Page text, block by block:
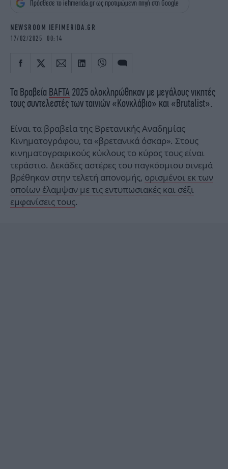
iBOOKS
ΖΩΔΙΑ
MEDIA
NEWSLETTER
Πρόσθεσε το iefimerida.gr ως προτιμώμενη πηγή στη Google
NEWSROOM IEFIMERIDA.GR
17/02/2025 00:14
Τα Βραβεία BAFTA 2025 ολοκληρώθηκαν με μεγάλους νικητές
τους συντελεστές των ταινιών «Κονκλάβιο» και «Brutalist».
Είναι τα βραβεία της Βρετανικής Αναδημίας
Κινηματογράφου, τα «βρετανικά όσκαρ». Στους
κινηματογραφικούς κύκλους το κύρος τους είναι
τεράστιο. Δεκάδες αστέρες του παγκόσμιου σινεμά
βρέθηκαν στην τελετή απονομής, ορισμένοι εκ των
οποίων έλαμψαν με τις εντυπωσιακές και σέξι
εμφανίσεις τους.